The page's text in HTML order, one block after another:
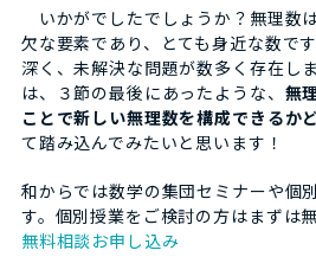
いかがでしたでしょうか？無理数
欠な要素であり、とても身近な数で
深く、未解決な問題が数多く存在し
は、３節の最後にあったような、 無
ことで新しい無理数を構成できるか
て踏み込んでみたいと思います！
和からでは数学の集団セミナーや個
す。個別授業をご検討の方はまずは
無料相談お申し込み